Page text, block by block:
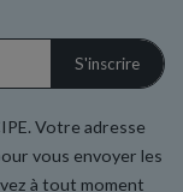
Votre adresse
vous envoyer les
à tout moment